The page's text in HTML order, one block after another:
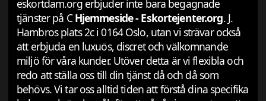
eskortdam.org erbjuder inte bara begagnade
tjänster på CHjemmeside - Eskortejenter.org. J.
Hambros plats 2c i 0164 Oslo, utan vi strävar också
att erbjuda en luxuös, discret och välkomnande
miljö för våra kunder. Utöver detta är vi flexibla och
redo att ställa oss till din tjänst då och då som
behövs. Vi tar oss alltid tiden att förstå dina specifika